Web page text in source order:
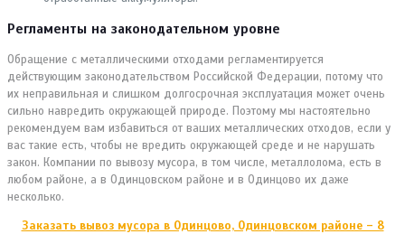
Регламенты на законодательном уровне
Обращение с металлическими отходами регламентируется
действующим законодательством Российской Федерации, потому что
их неправильная и слишком долгосрочная эксплуатация может очень
сильно навредить окружающей природе. Поэтому мы настоятельно
рекомендуем вам избавиться от ваших металлических отходов, если у
вас такие есть, чтобы не вредить окружающей среде и не нарушать
закон. Компании по вывозу мусора, в том числе, металлолома, есть в
любом районе, а в Одинцовском районе и в Одинцово их даже
несколько.
Заказать вывоз мусора в Одинцово, Одинцовском районе – 8